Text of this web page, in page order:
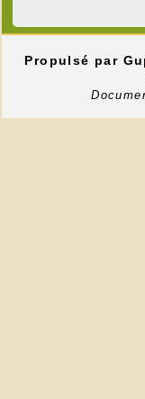
Propulsé par